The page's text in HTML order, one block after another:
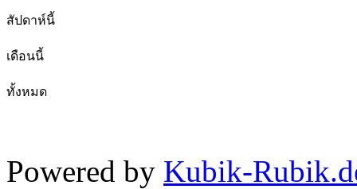
สัปดาห์นี้
เดือนนี้
ทั้งหมด
Powered by Kubik-